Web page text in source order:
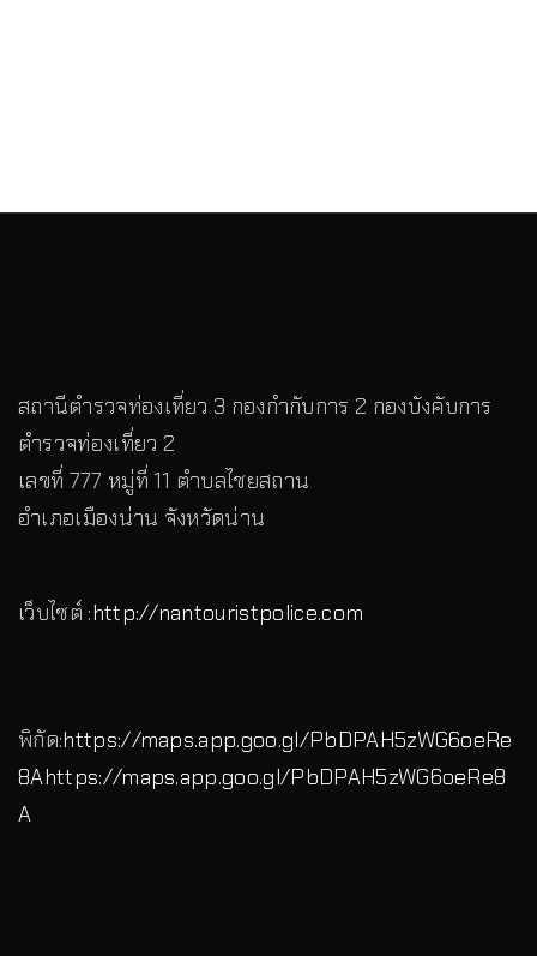
สถานีตำรวจท่องเที่ยว 3 กองกำกับการ 2 กองบังคับการ
ตำรวจท่องเที่ยว 2
เลขที่ 777 หมู่ที่ 11 ตำบลไชยสถาน
อำเภอเมืองน่าน จังหวัดน่าน
เว็บไซต์ :http://nantouristpolice.com
พิกัด:https://maps.app.goo.gl/PbDPAH5zWG6oeRe
8Ahttps://maps.app.goo.gl/PbDPAH5zWG6oeRe8
A